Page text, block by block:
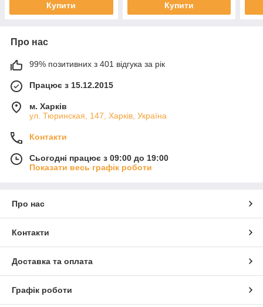
Купити Купити
Про нас
99% позитивних з 401 відгука за рік
Працює з 15.12.2015
м. Харків
ул. Тюринская, 147, Харків, Україна
Контакти
Сьогодні працює з 09:00 до 19:00
Показати весь графік роботи
Про нас
Контакти
Доставка та оплата
Графік роботи